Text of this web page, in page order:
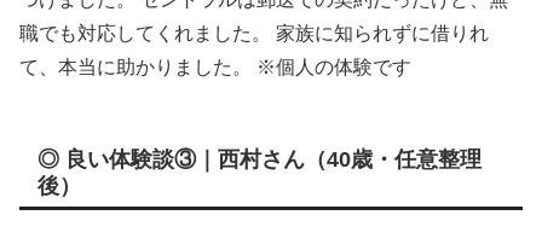
職でも対応してくれました。 家族に知られずに借りれ
て、本当に助かりました。 ※個人の体験です
◎ 良い体験談③｜西村さん（40歳・任意整理
後）